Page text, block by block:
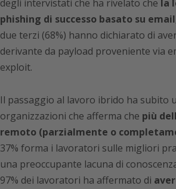
degli intervistati che ha rivelato che la
phishing di successo basato su email
due terzi (68%) hanno dichiarato di
derivante da payload proveniente via
exploit.
Il passaggio al lavoro ibrido ha subito
organizzazioni che afferma che più
remoto (parzialmente o
37% forma i lavoratori sulle migliori
una preoccupante lacuna di
97% dei lavoratori ha affermato di